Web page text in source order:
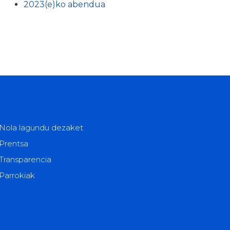
2023(e)ko abendua
lagundu dezaket